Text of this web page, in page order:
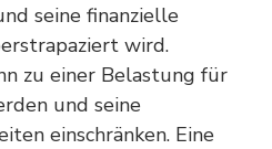
seine finanzielle
wird.
zu einer Belastung für
und seine
einschränken. Eine